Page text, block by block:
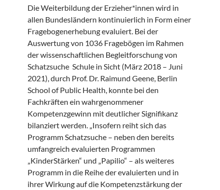
Die Weiterbildung der Erzieher*innen wird in
allen Bundesländern kontinuierlich in Form einer
Fragebogenerhebung evaluiert. Bei der
Auswertung von 1036 Fragebögen im Rahmen
der wissenschaftlichen Begleitforschung von
Schatzsuche Schule in Sicht (März 2018 – Juni
2021), durch Prof. Dr. Raimund Geene, Berlin
School of Public Health, konnte bei den
Fachkräften ein wahrgenommener
Kompetenzgewinn mit deutlicher Signifikanz
bilanziert werden. „Insofern reiht sich das
Programm Schatzsuche – neben den bereits
umfangreich evaluierten Programmen
„KinderStärken“ und „Papilio“ – als weiteres
Programm in die Reihe der evaluierten und in
ihrer Wirkung auf die Kompetenzstärkung der